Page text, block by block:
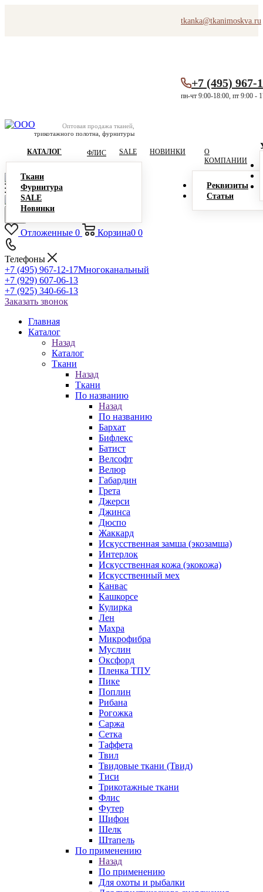
tkanka@tkanimoskva.ru
Оптовая продажа тканей,
трикотажного полотна, фурнитуры
+7 (495) 967-
пн-чт 9:00-18:00, пт 9:00 -
КАТАЛОГ
Ткани
Фурнитура
SALE
Новинки
ФЛИС SALE НОВИНКИ
О
КОМПАНИИ
Реквизиты
Статьи
Отложенные 0 Корзина0 0
Телефоны
+7 (495) 967-12-17Многоканальный
+7 (929) 607-06-13
+7 (925) 340-66-13
Заказать звонок
Главная
Каталог
Назад
Каталог
Ткани
Назад
Ткани
По названию
Назад
По названию
Бархат
Бифлекс
Батист
Велсофт
Велюр
Габардин
Грета
Джерси
Джинса
Дюспо
Жаккард
Искусственная замша (экозамша)
Интерлок
Искусственная кожа (экокожа)
Искусственный мех
Канвас
Кашкорсе
Кулирка
Лен
Махра
Микрофибра
Муслин
Оксфорд
Пленка ТПУ
Пике
Поплин
Рибана
Рогожка
Саржа
Сетка
Таффета
Твил
Твидовые ткани (Твид)
Тиси
Трикотажные ткани
Флис
Футер
Шифон
Шелк
Штапель
По применению
Назад
По применению
Для охоты и рыбалки